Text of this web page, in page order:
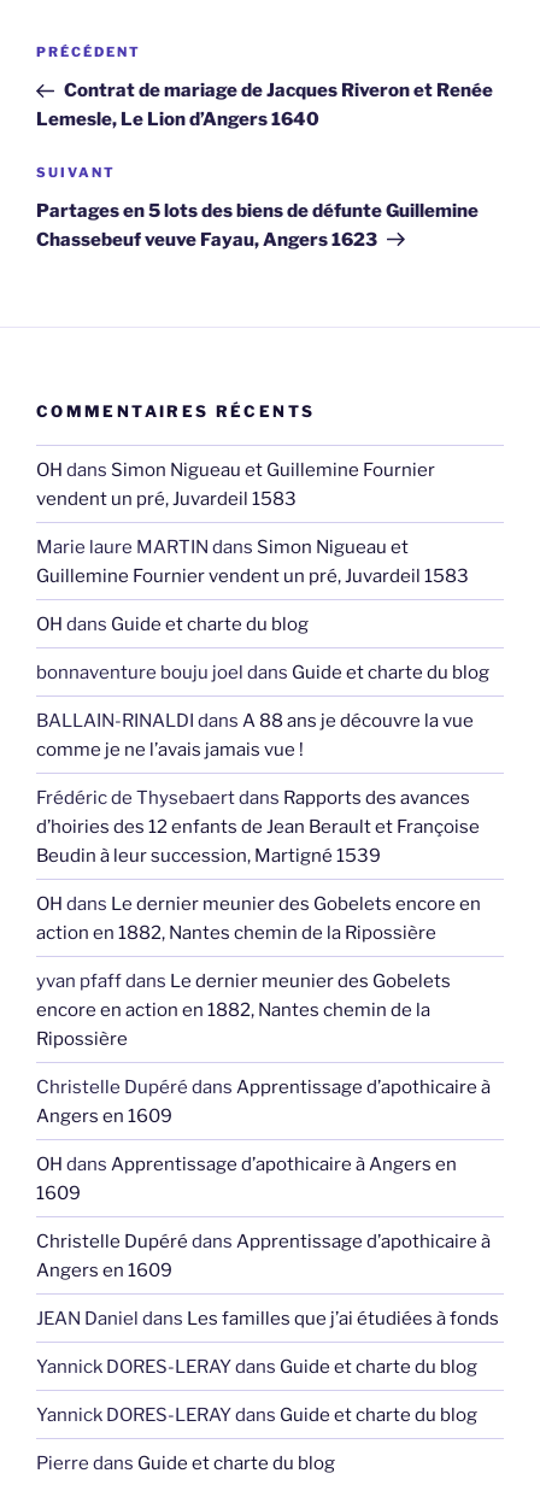
Navigation
l’article
Article
précédent
PRÉCÉDENT
Contrat de mariage de Jacques Riveron et Renée
Lemesle, Le Lion d’Angers 1640
Article
suivant
SUIVANT
Partages en 5 lots des biens de défunte Guillemine
Chassebeuf veuve Fayau, Angers 1623
COMMENTAIRES RÉCENTS
OH dans Simon Nigueau et Guillemine Fournier
vendent un pré, Juvardeil 1583
Marie laure MARTIN dans Simon Nigueau et
Guillemine Fournier vendent un pré, Juvardeil 1583
OH dans Guide et charte du blog
bonnaventure bouju joel dans Guide et charte du blog
BALLAIN-RINALDI dans A 88 ans je découvre la vue
comme je ne l’avais jamais vue !
Frédéric de Thysebaertdans Rapports des avances
d’hoiries des 12 enfants de Jean Berault et Françoise
Beudin à leur succession, Martigné 1539
OH dans Le dernier meunier des Gobelets encore en
action en 1882, Nantes chemin de la Ripossière
yvan pfaffdans Le dernier meunier des Gobelets
encore en action en 1882, Nantes chemin de la
Ripossière
Christelle Dupéré dans Apprentissage d’apothicaire à
Angers en 1609
OH dans Apprentissage d’apothicaire à Angers en
1609
Christelle Dupéré dans Apprentissage d’apothicaire à
Angers en 1609
JEAN Daniel dans Les familles que j’ai étudiées à fonds
Yannick DORES-LERAYdans Guide et charte du blog
Yannick DORES-LERAYdans Guide et charte du blog
Pierre dans Guide et charte du blog